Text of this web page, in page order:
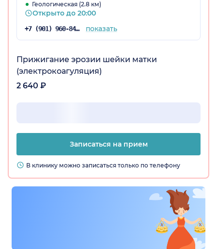
Геологическая (2.8 км)
Открыто до 20:00
+7 (901) 960-84-27 показать
Прижигание эрозии шейки матки
(электрокоагуляция)
2 640 ₽
Записаться на прием
В клинику можно записаться только по телефону